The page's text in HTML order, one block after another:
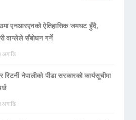
एनआरएनको ऐतिहासिक जमघट हुँदै,
वाग्लेले सँबोधन गर्ने
अगाडि
रिटर्नी नेपालीको पीडा सरकारको कार्यसूचीमा
अगाडि